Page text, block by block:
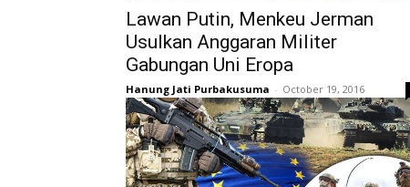
Lawan Putin, Menkeu Jerman
Usulkan Anggaran Militer
Gabungan Uni Eropa
Hanung Jati Purbakusuma - October 19, 2016